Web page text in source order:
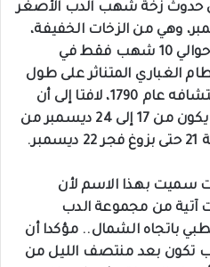
حدوث زخة شهب الدب الأصغر
يومي 21 و 22 ديسمبر، وهي من الزخات الخفيفة،
حيث يبلغ عدد الشهب فيها حوالي 10 شهب فقط في
الغباري المتناثر على طول
مدار المذنب توتل، الذي تم اكتشافه عام 1790، لافتا إلى أن
التوقيت السنوي لهذه الزخة يكون من 17 إلى 24 ديسمبر من
سميت بهذا الاسم لأن
آتية من مجموعة الدب
باتجاه الشمال.. مؤكدا أن
بعد منتصف الليل من